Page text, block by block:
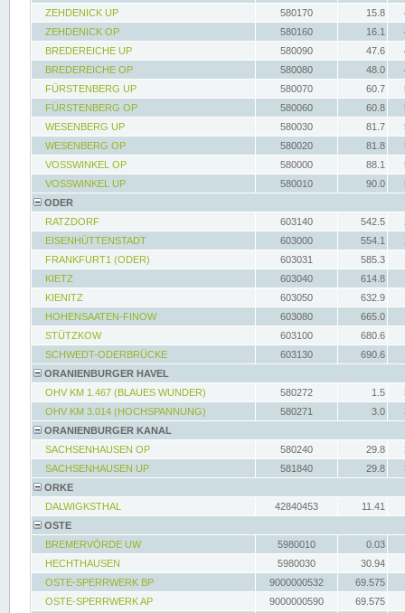
ZEHDENICK UP
580170 15.8
ZEHDENICK OP
580160 16.1
BREDEREICHE UP
580090 47.6
BREDEREICHE OP
580080 48.0
FÜRSTENBERG UP
580070 60.7
FÜRSTENBERG OP
580060 60.8
WESENBERG UP
580030 81.7
WESENBERG OP
580020 81.8
VOSSWINKEL OP
580000 88.1
VOSSWINKEL UP
580010 90.0
ODER
RATZDORF
603140 542.5
EISENHÜTTENSTADT
603000 554.1
FRANKFURT1 (ODER)
603031 585.3
KIETZ
603040
614.8
KIENITZ
603050
632.9
HOHENSAATEN-FINOW
603080
665.0
STÜTZKOW
603100
680.6
SCHWEDT-ODERBRÜCKE
603130
690.6
ORANIENBURGER HAVEL
OHV KM 1.467 (BLAUES WUNDER)
580272 1.5
OHV KM 3.014 (HOCHSPANNUNG)
580271 3.0
ORANIENBURGER KANAL
SACHSENHAUSEN OP
580240 29.8
SACHSENHAUSEN UP
581840 29.8
ORKE
DALWIGKSTHAL
42840453
11.41
OSTE
BREMERVÖRDE UW
5980010
0.03
HECHTHAUSEN
5980030
30.94
OSTE-SPERRWERK BP
9000000532
69.575
OSTE-SPERRWERK AP
9000000590
69.575